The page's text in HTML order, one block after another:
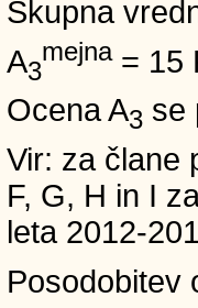
Skupna
A3
mejna= 15
Ocena A3 se
Vir: za člane
F, G, H in I
leta 2012-
Posodobitev